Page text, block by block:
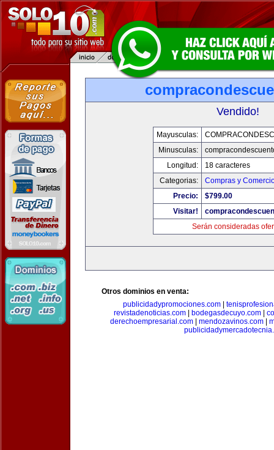
Vendido!
Mayusculas:
Minusculas:
Longitud:
18 caracteres
Categorias:
Compras y
Precio:
$799.00
Visitar!
Serán consideradas
Otros dominios en venta:
publicidadypromociones.com
revistadenoticias.com
bodegasdecuyo.com
derechoempresarial.com
mendozavinos.com